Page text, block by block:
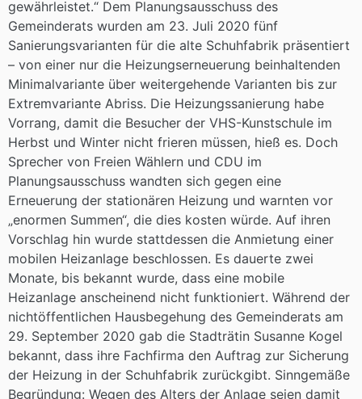
gewährleistet.“ Dem Planungsausschuss des
Gemeinderats wurden am 23. Juli 2020 fünf
Sanierungsvarianten für die alte Schuhfabrik präsentiert
– von einer nur die Heizungserneuerung beinhaltenden
Minimalvariante über weitergehende Varianten bis zur
Extremvariante Abriss. Die Heizungssanierung habe
Vorrang, damit die Besucher der VHS-Kunstschule im
Herbst und Winter nicht frieren müssen, hieß es. Doch
Sprecher von Freien Wählern und CDU im
Planungsausschuss wandten sich gegen eine
Erneuerung der stationären Heizung und warnten vor
„enormen Summen“, die dies kosten würde. Auf ihren
Vorschlag hin wurde stattdessen die Anmietung einer
mobilen Heizanlage beschlossen. Es dauerte zwei
Monate, bis bekannt wurde, dass eine mobile
Heizanlage anscheinend nicht funktioniert. Während der
nichtöffentlichen Hausbegehung des Gemeinderats am
29. September 2020 gab die Stadträtin Susanne Kogel
bekannt, dass ihre Fachfirma den Auftrag zur Sicherung
der Heizung in der Schuhfabrik zurückgibt. Sinngemäße
Begründung: Wegen des Alters der Anlage seien damit